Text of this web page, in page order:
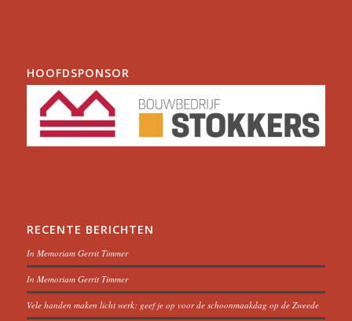
HOOFDSPONSOR
RECENTE BERICHTEN
In Memoriam Gerrit Timmer
In Memoriam Gerrit Timmer
Vele handen maken licht werk: geef je op voor de schoonmaakdag op de Zweede